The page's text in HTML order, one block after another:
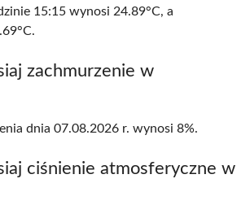
15:15 wynosi 24.89°C, a
zachmurzenie w
dnia 07.08.2026 r. wynosi 8%.
ciśnienie atmosferyczne w